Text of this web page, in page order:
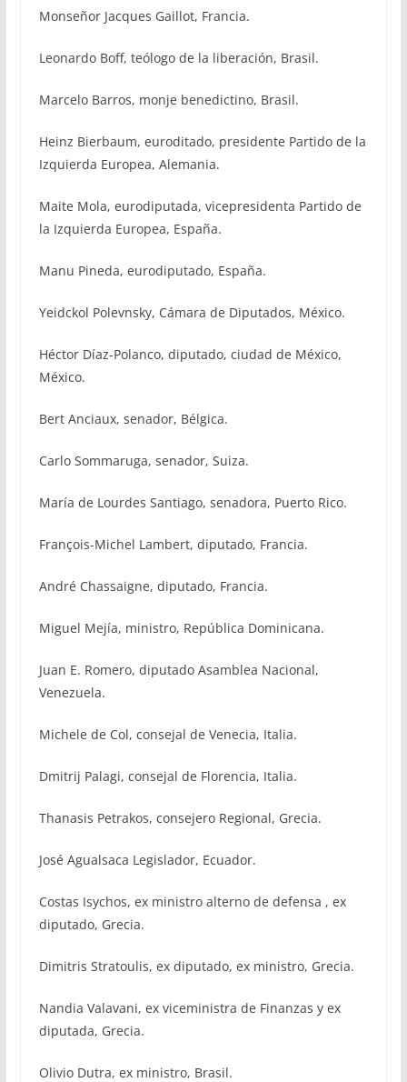
Monseñor Jacques Gaillot, Francia.
Leonardo Boff, teólogo de la liberación, Brasil.
Marcelo Barros, monje benedictino, Brasil.
Heinz Bierbaum, euroditado, presidente Partido de la
Izquierda Europea, Alemania.
Maite Mola, eurodiputada, vicepresidenta Partido de
la Izquierda Europea, España.
Manu Pineda, eurodiputado, España.
Yeidckol Polevnsky, Cámara de Diputados, México.
Héctor Díaz-Polanco, diputado, ciudad de México,
México.
Bert Anciaux, senador, Bélgica.
Carlo Sommaruga, senador, Suiza.
María de Lourdes Santiago, senadora, Puerto Rico.
François-Michel Lambert, diputado, Francia.
André Chassaigne, diputado, Francia.
Miguel Mejía, ministro, República Dominicana.
Juan E. Romero, diputado Asamblea Nacional,
Venezuela.
Michele de Col, consejal de Venecia, Italia.
Dmitrij Palagi, consejal de Florencia, Italia.
Thanasis Petrakos, cοnsejero Regional, Grecia.
José Agualsaca Legislador, Ecuador.
Costas Isychos, ex ministro alterno de defensa , ex
diputado, Grecia.
Dimitris Stratoulis, ex diputado, ex ministro, Grecia.
Nandia Valavani, ex viceministra de Finanzas y ex
diputada, Grecia.
Olivio Dutra, ex ministro, Brasil.